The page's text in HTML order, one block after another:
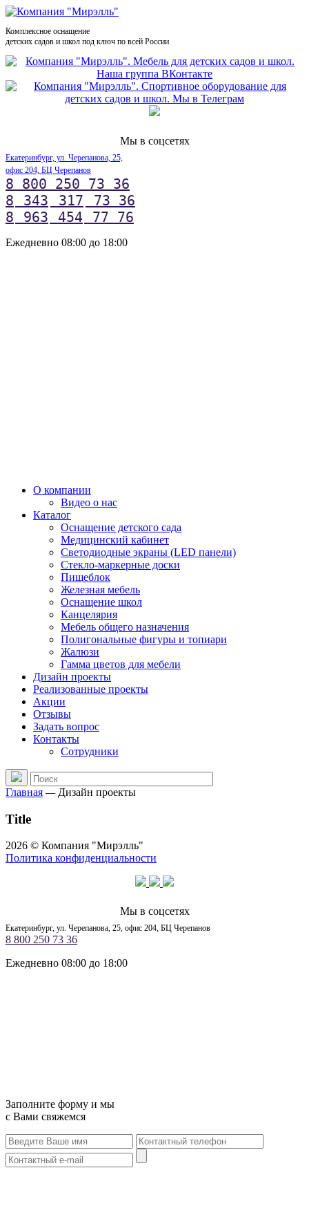
Комплексное оснащение
детских садов и школ под ключ по всей России
Мы в соцсетях
Екатеринбург, ул. Черепанова, 25,
офис 204, БЦ Черепанов
8 800 250 73 36
8
343 317
73 36
8
963 454 77 76
Ежедневно 08:00 до 18:00
О компании
Видео о нас
Каталог
Оснащение детского сада
Медицинский кабинет
Светодиодные экраны (LED панели)
Стекло-маркерные доски
Пищеблок
Железная мебель
Оснащение школ
Канцелярия
Мебель общего назначения
Полигональные фигуры и топиари
Жалюзи
Гамма цветов для мебели
Дизайн проекты
Реализованные проекты
Акции
Отзывы
Задать вопрос
Контакты
Сотрудники
Главная — Дизайн проекты
Title
2026 © Компания "Мирэлль"
Политика конфиденциальности
Мы в соцсетях
Екатеринбург, ул. Черепанова, 25, офис 204, БЦ Черепанов
8 800 250 73 36
Ежедневно 08:00 до 18:00
Заполните форму и мы
с Вами свяжемся